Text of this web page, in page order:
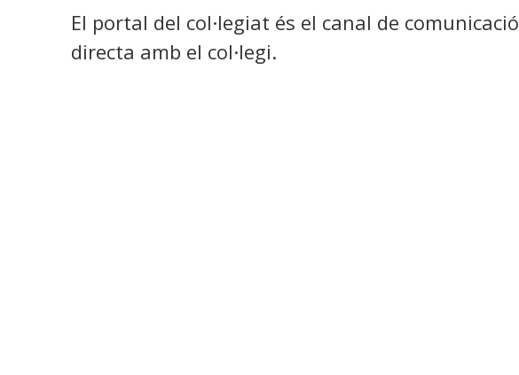
El portal del col·legiat és el canal de comunicació
directa amb el col·legi.